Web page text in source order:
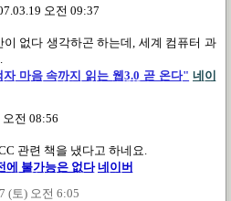
오전 09:37
없다 생각하곤 하는데, 세계 컴퓨터 과
마음 속까지 읽는 웹3.0 곧 온다" 네이
전 08:56
관련 책을 냈다고 하네요.
에 불가능은 없다 네이버
(토) 오전 6:05